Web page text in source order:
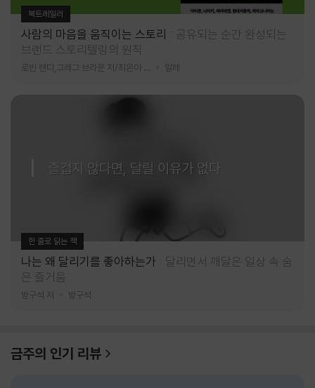
북트레일러
사람의 마음을 움직이는 스토리
공유되는 순간 완성되는
브랜드 스토리텔링의 원칙
알레
즐겁지 않다면, 달릴 이유가 없다
한 줄로 읽는 책
나는 왜 달리기를 좋아하는가
달리면서 깨달은 일상 속 숨
은 즐거움
방구석 저 방구석
금주의 인기 리뷰